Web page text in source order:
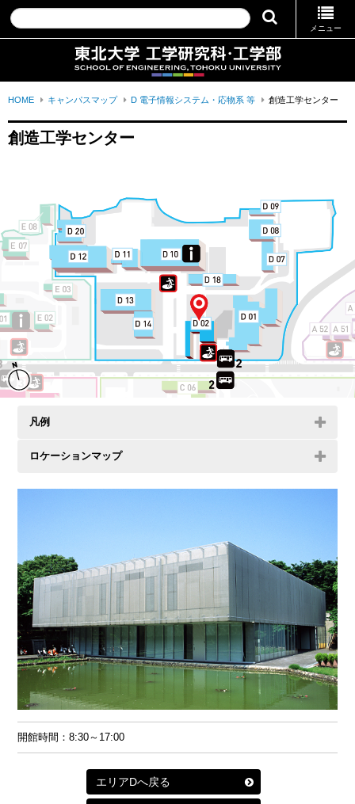
メニュー
HOME キャンパスマップ D 電子情報システム・応物系 等 創造工学センター
創造工学センター
凡例
ロケーションマップ
開館時間：8:30～17:00
エリアDへ戻る